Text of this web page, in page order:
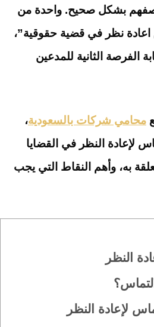
بشكل صحيح. واحدة من
اعادة نظر في قضية حقوقية”،
الفرصة الثانية للمدعين
محامي شركات بالسعودية،
لإعادة النظر في القضايا
به، وأهم النقاط التي يجب
النظر
لإعادة النظر